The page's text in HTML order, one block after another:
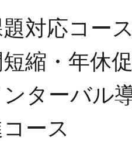
題対応コー
短縮・年休
ンターバル
ース